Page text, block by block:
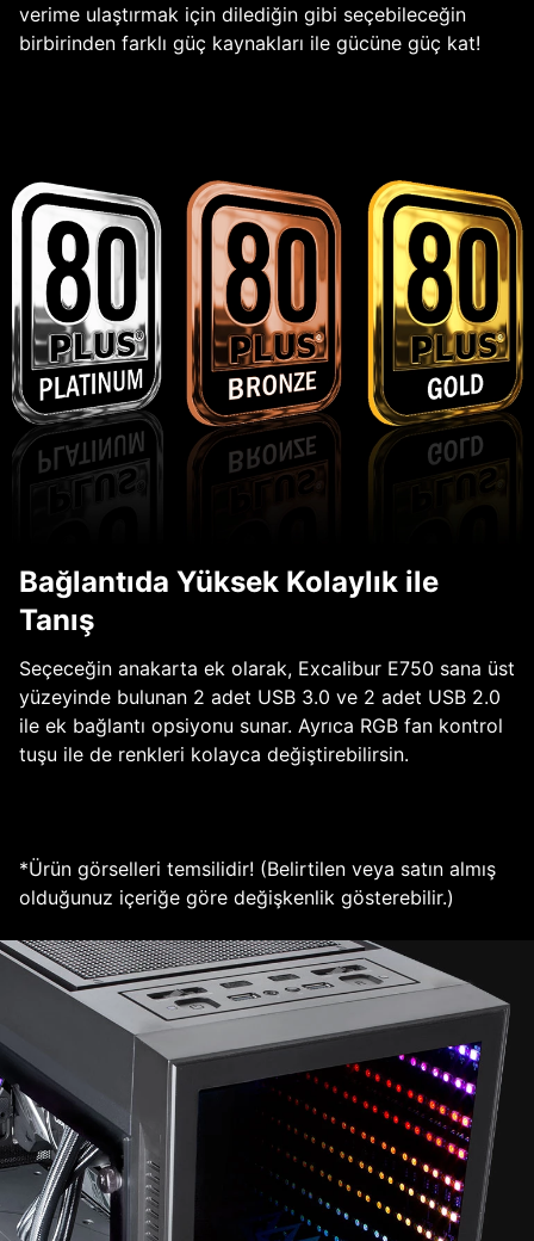
verime ulaştırmak için dilediğin gibi seçebileceğin
birbirinden farklı güç kaynakları ile gücüne güç kat!
Bağlantıda Yüksek Kolaylık ile
Tanış
Seçeceğin anakarta ek olarak, Excalibur E750 sana üst
yüzeyinde bulunan 2 adet USB 3.0 ve 2 adet USB 2.0
ile ek bağlantı opsiyonu sunar. Ayrıca RGB fan kontrol
tuşu ile de renkleri kolayca değiştirebilirsin.
*Ürün görselleri temsilidir! (Belirtilen veya satın almış
olduğunuz içeriğe göre değişkenlik gösterebilir.)